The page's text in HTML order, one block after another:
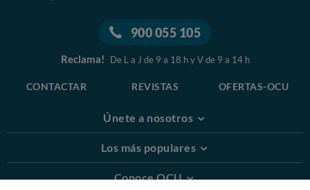
900 055 105
Reclama! De L a J de 9 a 18 h y V de 9 a 14 h
CONTACTAR REVISTAS OFERTAS-OCU
Únete a nosotros
Los más populares
Conoce OCU